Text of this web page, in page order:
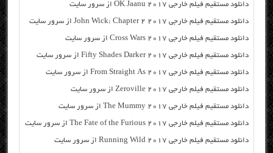
دانلود مستقیم فیلم خارجی OK Jaanu 2017 از سرور سایت
دانلود مستقیم فیلم خارجی John Wick: Chapter 2 2017 از سرور سایت
دانلود مستقیم فیلم خارجی Cross Wars 2017 از سرور سایت
دانلود مستقیم فیلم خارجی Fifty Shades Darker 2017 از سرور سایت
دانلود مستقیم فیلم خارجی From Straight As 2017 از سرور سایت
دانلود مستقیم فیلم خارجی Zeroville 2017 از سرور سایت
دانلود مستقیم فیلم خارجی The Mummy 2017 از سرور سایت
دانلود مستقیم فیلم خارجی The Fate of the Furious 2017 از سرور سایت
دانلود مستقیم فیلم خارجی Running Wild 2017 از سرور سایت